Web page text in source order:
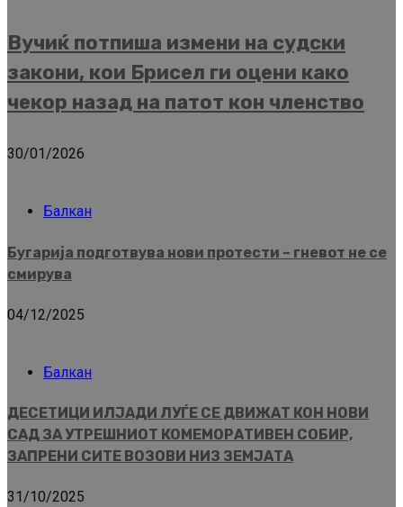
Вучиќ потпиша измени на судски
закони, кои Брисел ги оцени како
чекор назад на патот кон членство
30/01/2026
Балкан
Бугарија подготвува нови протести – гневот не се
смирува
04/12/2025
Балкан
ДЕСЕТИЦИ ИЛЈАДИ ЛУЃЕ СЕ ДВИЖАТ КОН НОВИ
САД ЗА УТРЕШНИОТ КОМЕМОРАТИВЕН СОБИР,
ЗАПРЕНИ СИТЕ ВОЗОВИ НИЗ ЗЕМЈАТА
31/10/2025